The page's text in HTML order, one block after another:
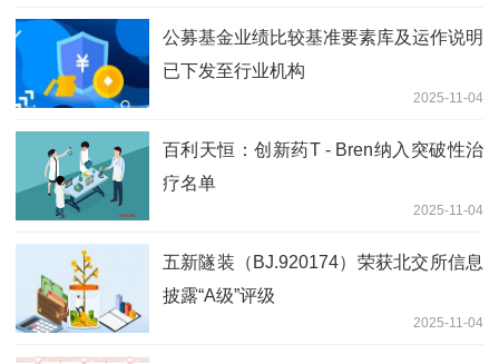
公募基金业绩比较基准要素库及运作说明
已下发至行业机构
2025-11-04
百利天恒：创新药T - Bren纳入突破性治
疗名单
2025-11-04
五新隧装（BJ.920174）荣获北交所信息
披露“A级”评级
2025-11-04